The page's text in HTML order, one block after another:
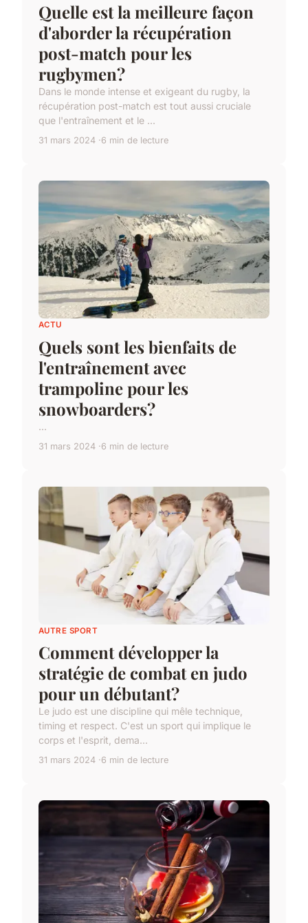
Quelle est la meilleure façon
d'aborder la récupération
post-match pour les
rugbymen?
Dans le monde intense et exigeant du rugby, la
récupération post-match est tout aussi cruciale
que l'entraînement et le ...
31 mars 2024 6 min de lecture
ACTU
Quels sont les bienfaits de
l'entraînement avec
trampoline pour les
snowboarders?
...
31 mars 2024 6 min de lecture
AUTRE SPORT
Comment développer la
stratégie de combat en judo
pour un débutant?
Le judo est une discipline qui mêle technique,
timing et respect. C'est un sport qui implique le
corps et l'esprit, dema...
31 mars 2024 6 min de lecture